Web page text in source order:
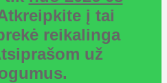
į tai
reikalinga
už